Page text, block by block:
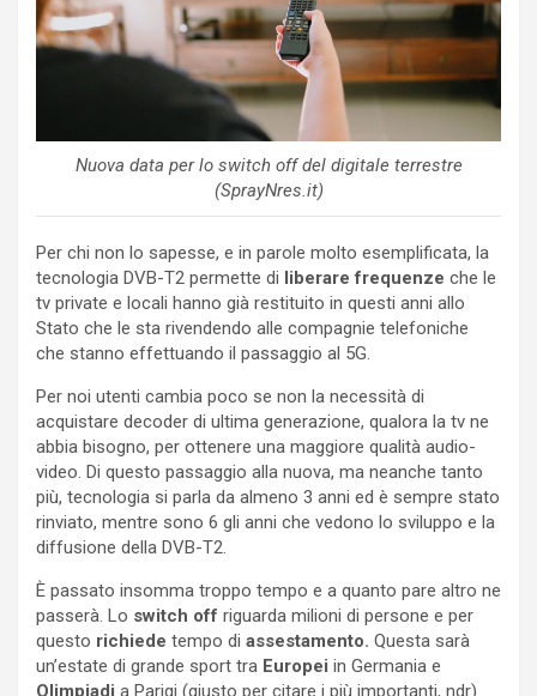
Nuova data per lo switch off del digitale terrestre
(SprayNres.it)
Per chi non lo sapesse, e in parole molto esemplificata, la
tecnologia DVB-T2 permette di liberare frequenze che le
tv private e locali hanno già restituito in questi anni allo
Stato che le sta rivendendo alle compagnie telefoniche
che stanno effettuando il passaggio al 5G.
Per noi utenti cambia poco se non la necessità di
acquistare decoder di ultima generazione, qualora la tv ne
abbia bisogno, per ottenere una maggiore qualità audio-
video. Di questo passaggio alla nuova, ma neanche tanto
più, tecnologia si parla da almeno 3 anni ed è sempre stato
rinviato, mentre sono 6 gli anni che vedono lo sviluppo e la
diffusione della DVB-T2.
È passato insomma troppo tempo e a quanto pare altro ne
passerà. Lo switch off riguarda milioni di persone e per
questo richiede tempo di assestamento. Questa sarà
un’estate di grande sport tra Europei in Germania e
Olimpiadi a Parigi (giusto per citare i più importanti, ndr)